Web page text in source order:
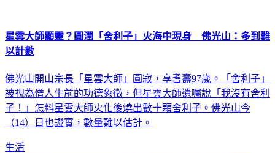
星雲大師顯靈？圓潤「舍利子」火海中現身 佛光山：多到難
以計數
佛光山開山宗長「星雲大師」圓寂，享耆壽97歲。「舍利子」
被視為僧人生前的功德象徵，但星雲大師遺囑說「我沒有舍利
子！」怎料星雲大師火化後燒出數十顆舍利子。佛光山今
（14）日也證實，數量難以估計。
生活